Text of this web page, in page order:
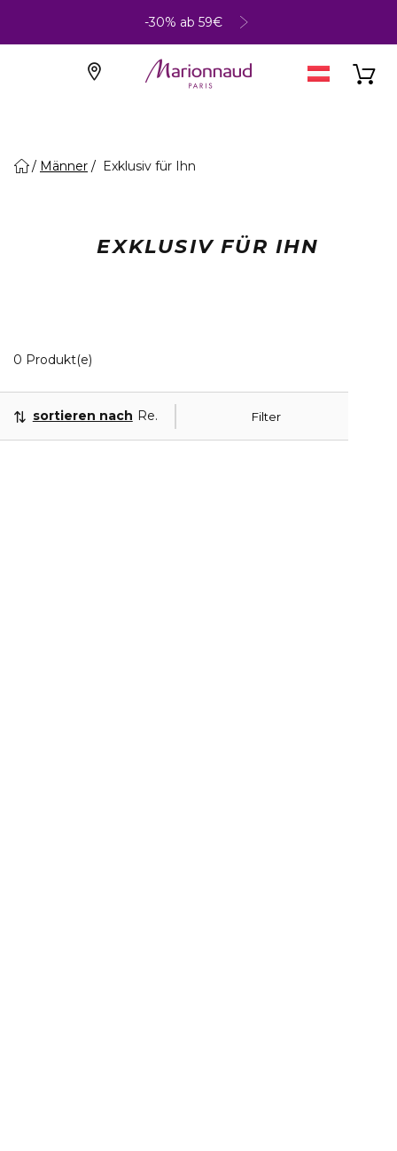
-30% ab 59€
Männer Exklusiv für Ihn
EXKLUSIV FÜR IHN
0 Produkt(e)
Filter
sortieren nach Relevanz